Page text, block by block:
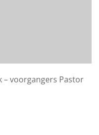
– voorgangers Pastor